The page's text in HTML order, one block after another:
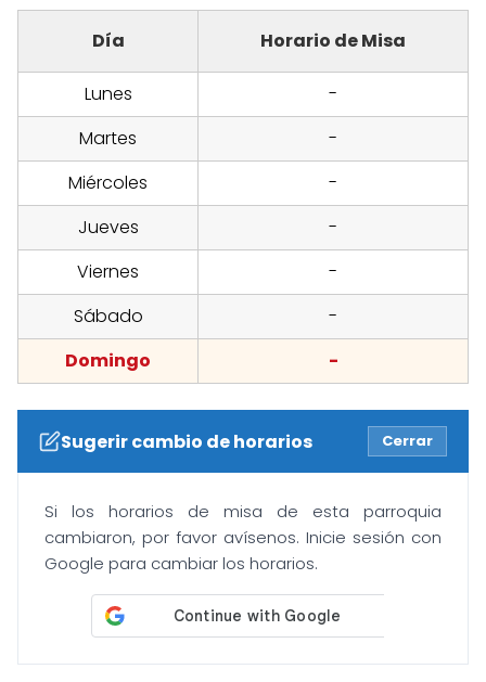
Día Horario de Misa
Lunes
-
Martes
-
Miércoles
-
Jueves
-
Viernes
-
Sábado
-
Domingo
-
Sugerir cambio de horarios Cerrar
Si los horarios de misa de esta parroquia
cambiaron, por favor avísenos. Inicie sesión con
Google para cambiar los horarios.